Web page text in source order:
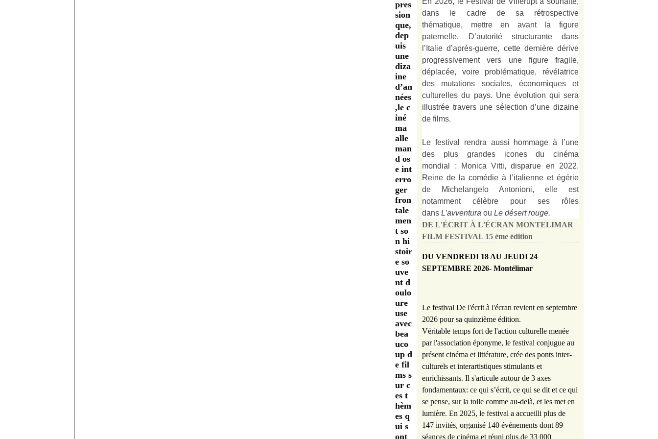
pres
sion
que,
dep
uis
une
diza
ine
d’an
nées
,le c
iné
ma
alle
man
d os
e int
erro
ger
fron
tale
men
t so
n hi
stoir
e so
uve
nt d
oulo
ure
use
avec
bea
uco
up d
e fil
ms s
ur c
es t
hèm
es q
ui s
ont
dans le cadre de sa rétrospective
thématique, mettre en avant la figure
paternelle. D’autorité structurante dans
l’Italie d’après-guerre, cette dernière dérive
progressivement vers une figure fragile,
déplacée, voire problématique, révélatrice
des mutations sociales, économiques et
culturelles du pays. Une évolution qui sera
illustrée travers une sélection d’une dizaine
de films.
Le festival rendra aussi hommage à l’une
des plus grandes icones du cinéma
mondial : Monica Vitti, disparue en 2022.
Reine de la comédie à l’italienne et égérie
de Michelangelo Antonioni, elle est
notamment célèbre pour ses rôles
dans L’avventura ou Le désert rouge.
DE L'ÉCRIT À L'ÉCRAN MONTELIMAR
FILM FESTIVAL 15 ème édition
DU VENDREDI 18 AU JEUDI 24
SEPTEMBRE 2026- Montélimar
Le festival De l'écrit à l'écran revient en septembre
2026 pour sa quinzième édition.
Véritable temps fort de l'action culturelle menée
par l'association éponyme, le festival conjugue au
présent cinéma et littérature, crée des ponts inter-
culturels et interartistiques stimulants et
enrichissants. Il s'articule autour de 3 axes
fondamentaux: ce qui s’écrit, ce qui se dit et ce qui
se pense, sur la toile comme au-delà, et les met en
lumière. En 2025, le festival a accueilli plus de
147 invités, organisé 140 événements dont 89
séances de cinéma et réuni plus de 33 000